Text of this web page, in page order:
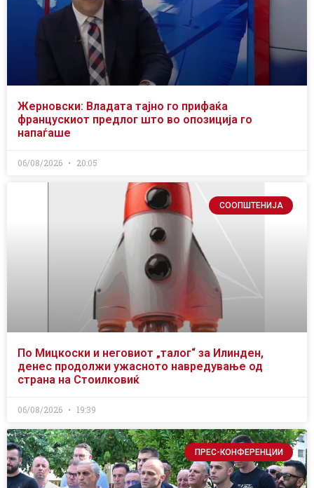
Жерновски: Владата тајно го прифаќа
францускиот предлог што во опозиција го
напаѓаше
06/08/2026 20:05
СООПШТЕНИЈА
По Мицкоски и неговиот „талог“ за Илинден,
денес продолжи ужасното навредување од
страна на Стоилковиќ
06/08/2026 19:39
ПРЕС-КОНФЕРЕНЦИИ